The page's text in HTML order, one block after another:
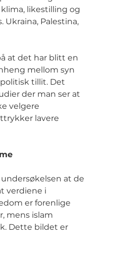
likestilling og
Ukraina, Palestina,
at det har blitt en
mellom syn
tillit. Det
der man ser at
velgere
lavere
at de
verdiene i
er forenlige
mens islam
Dette bildet er